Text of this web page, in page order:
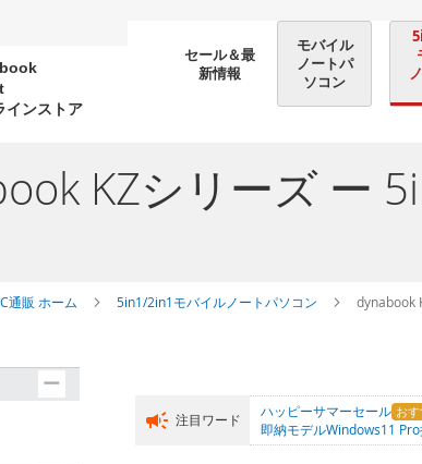
インストア
セール＆最
新情報
モバイル
ノートパ
ソコン
KZシリーズ ー
通販 ホーム 5in1/2in1モバイルノートパソコン dynabook
campaign 注目ワード
ハッピーサマーセール
即納モデルWindows11